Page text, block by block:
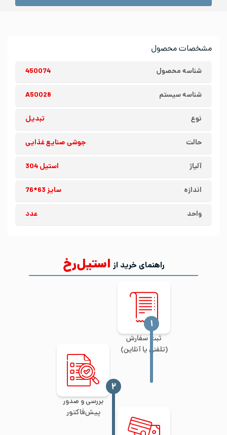
مشخصات محصول
شناسه محصول 450074
شناسه سیستم A50028
نوع تبدیل
حالت جوشی صنایع غذایی
آلیاژ استیل 304
اندازه سایز 63*76
واحد عدد
راهنمای خرید از استیل‌رخ
ثبت سفارش
(تلفنی یا آنلاین)
‍۱
بررسی و صدور
پیش‌فاکتور
‍۲